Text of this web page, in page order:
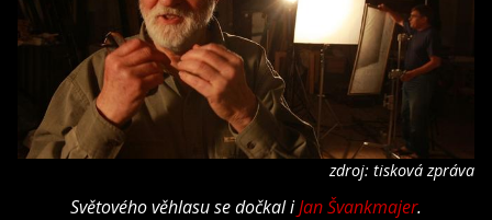
zdroj: tisková zpráva
Světového věhlasu se dočkal iJan Švankmajer.